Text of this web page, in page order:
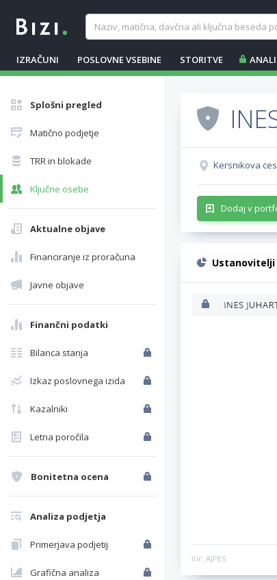
IZRAČUNI POSLOVNE VSEBINE STORITVE
Splošni pregled
Matično podjetje
TRR in blokade
Ključne osebe
Aktualne objave
Financiranje iz proračuna
Javne objave
Finančni podatki
Bilanca stanja
Izkaz poslovnega izida
Kazalniki
Letna poročila
Bonitetna ocena
Analiza podjetja
Primerjava podjetij
Grafična analiza
Kersnikova
Dodaj v
Ustanovitelji
Vir: AJPES